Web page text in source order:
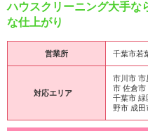
ハウスクリーニング大手な
な仕上がり
営業所 千葉市若
対応エリア
市川市 市
市 佐倉市
千葉市 緑
野市 成田